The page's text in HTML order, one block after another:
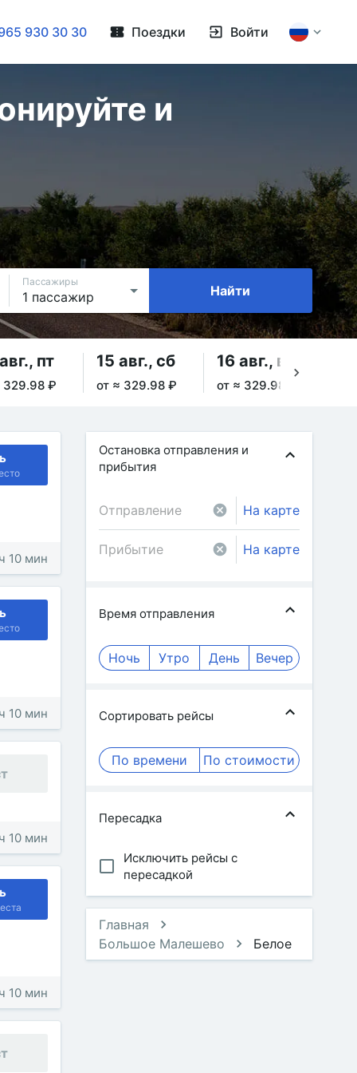
930 30 30 Поездки Войти
и
Пассажиры
Найти
пт
329.98 ₽
15 авг., сб
от ≈ 329.98 ₽
16 авг., вс
от ≈ 329.98 ₽
10 мин
10 мин
10 мин
10 мин
Остановка отправления и
прибытия
На карте
На карте
Время отправления
Ночь Утро День Вечер
Сортировать рейсы
По времени По стоимости
Пересадка
Исключить рейсы с
пересадкой
Главная
Большое Малешево
Белое